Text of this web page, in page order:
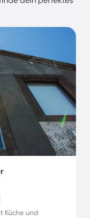
Küche und